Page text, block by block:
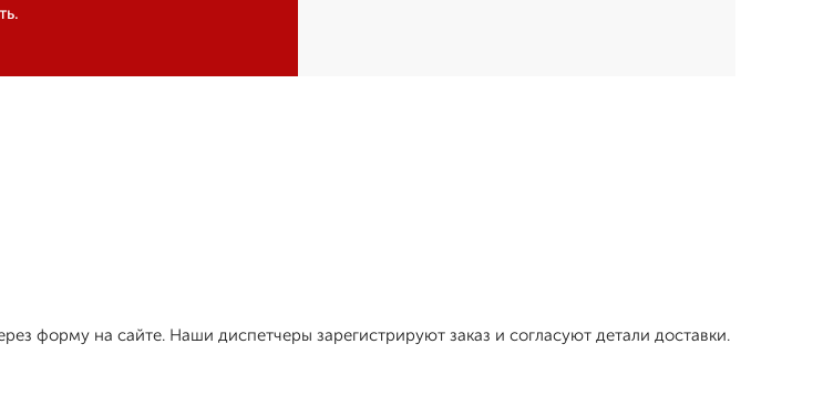
форму на сайте. Наши диспетчеры зарегистрируют заказ и согласуют детали доставки.